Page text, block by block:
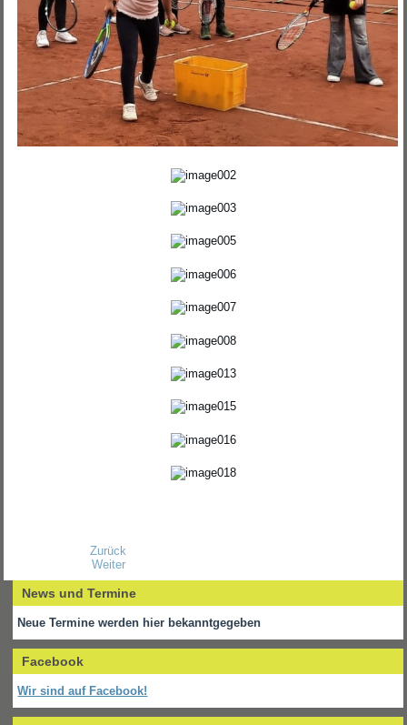
Zurück
Weiter
News und Termine
Neue Termine werden hier bekanntgegeben
Facebook
Wir sind auf Facebook!